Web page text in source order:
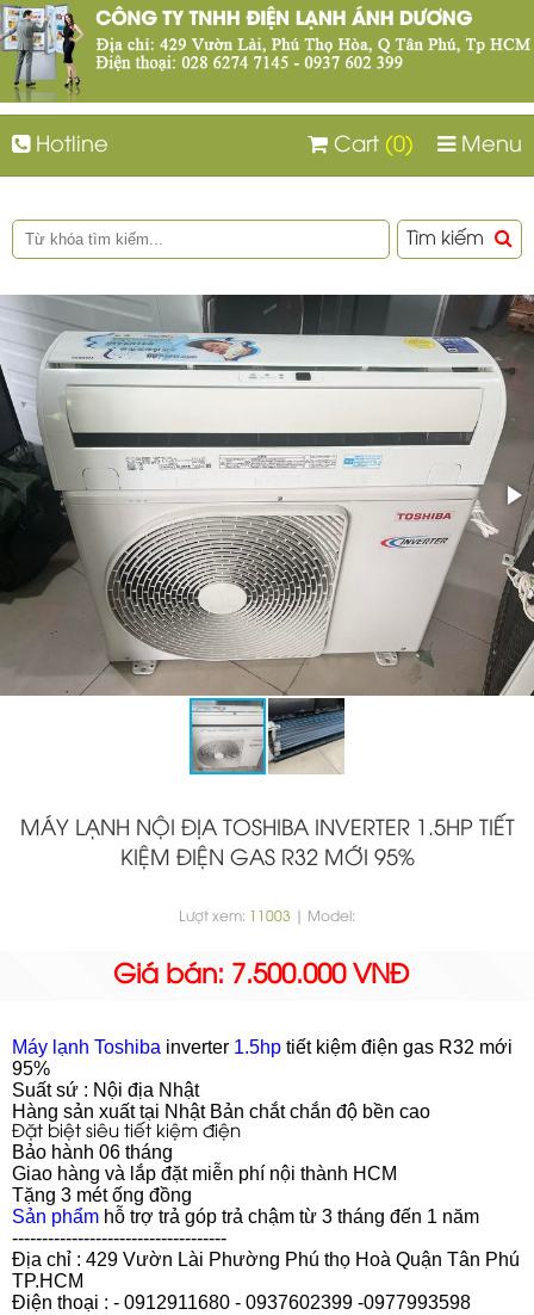
Hotline Menu
Cart (0)
Tìm kiếm
MÁY LẠNH NỘI ĐỊA TOSHIBA INVERTER 1.5HP TIẾT
KIỆM ĐIỆN GAS R32 MỚI 95%
Lượt xem: 11003 | Model:
Giá bán: 7.500.000 VNĐ
Máy lạnh Toshiba inverter 1.5hp tiết kiệm điện gas R32 mới
95%
Suất sứ : Nội địa Nhật
Hàng sản xuất tại Nhật Bản chắt chắn độ bền cao
Đặt biệt siêu tiết kiệm điện
Bảo hành 06 tháng
Giao hàng và lắp đặt miễn phí nội thành HCM
Tặng 3 mét ống đồng
Sản phẩm hỗ trợ trả góp trả chậm từ 3 tháng đến 1 năm
------------------------------------
Địa chỉ : 429 Vườn Lài Phường Phú thọ Hoà Quận Tân Phú
TP.HCM
Điện thoại : - 0912911680 - 0937602399 -0977993598